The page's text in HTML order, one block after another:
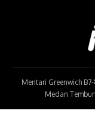
Mentari Greenwich
Medan